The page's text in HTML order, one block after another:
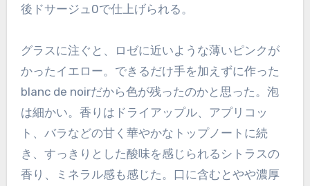
後ドサージュ0で仕上げられる。
グラスに注ぐと、ロゼに近いような薄いピンクが
かったイエロー。できるだけ手を加えずに作った
blanc de noirだから色が残ったのかと思った。泡
は細かい。香りはドライアップル、アプリコッ
ト、バラなどの甘く華やかなトップノートに続
き、すっきりとした酸味を感じられるシトラスの
香り、ミネラル感も感じた。口に含むとやや濃厚